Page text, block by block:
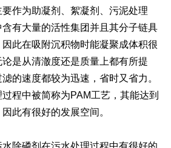
作为助凝剂、絮凝剂、污泥处理
有大量的活性集团并且其分子链具
此在吸附沉积物时能凝聚成体积很
是从清澈度还是质量上都有所提
的速度都较为迅速，省时又省力。
程中被简称为PAM工艺，其能达到
此有很好的发展空间。
除磷剂在污水处理过程中有很好的